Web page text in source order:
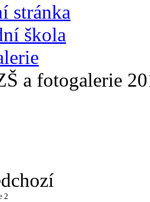
stránka
škola
a fotogalerie
2